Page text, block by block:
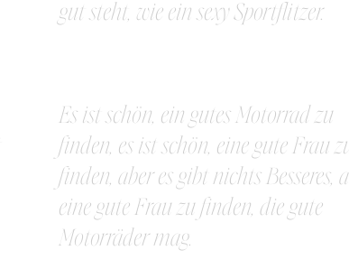
gut steht, wie ein sexy Sportflitzer.
Es ist schön, ein gutes Motorrad zu
finden, es ist schön, eine gute Frau
finden, aber es gibt nichts Besseres,
eine gute Frau zu finden, die gute
Motorräder mag.